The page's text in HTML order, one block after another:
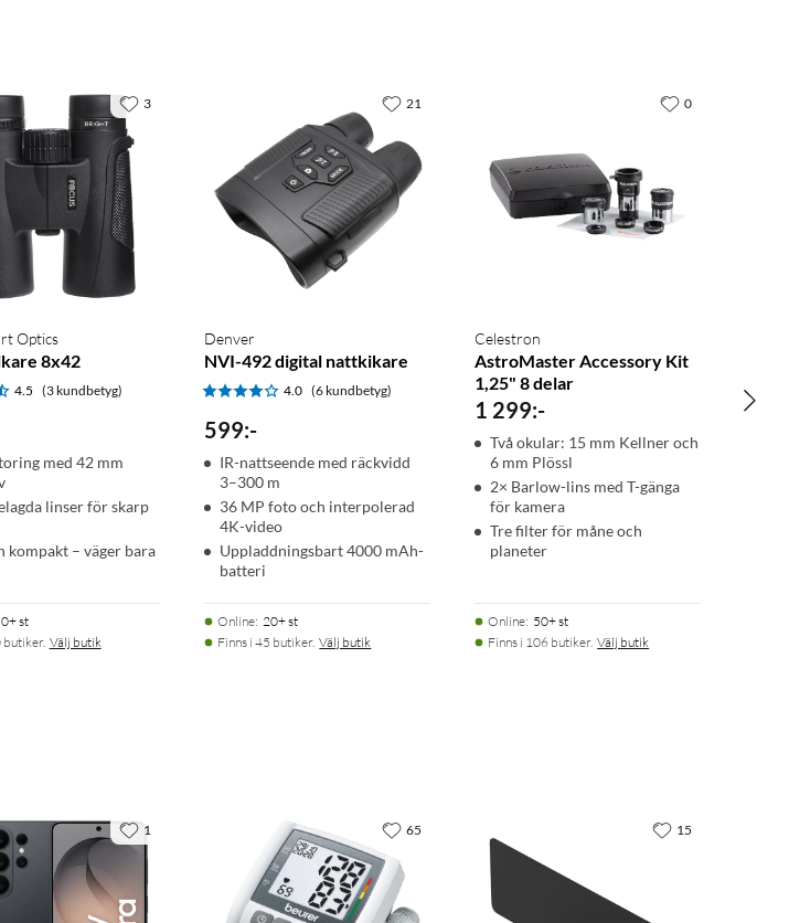
Optics
8x42
4.5 (3 kundbetyg)
med 42 mm
linser för skarp
kompakt – väger bara
st
butiker. Välj butik
3
Denver
NVI-492 digital nattkikare
4.0 (6 kundbetyg)
599:-
IR-nattseende med räckvidd
3–300 m
36 MP foto och interpolerad
4K-video
Uppladdningsbart 4000 mAh-
batteri
Online: 20+ st
Finns i 45 butiker. Välj butik
21
Celestron
AstroMaster Accessory Kit
1,25" 8 delar
1 299:-
Två okular: 15 mm Kellner och
6 mm Plössl
2× Barlow-lins med T-gänga
för kamera
Tre filter för måne och
planeter
Online: 50+ st
Finns i 106 butiker. Välj butik
0
1 65 15